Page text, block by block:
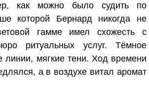
как можно было судить по
которой Бернард никогда не
гамме имел схожесть с
ритуальных услуг. Тёмное
линии, мягкие тени. Ход времени
а в воздухе витал аромат